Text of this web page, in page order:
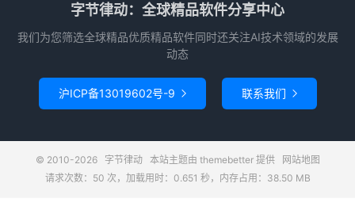
字节律动：全球精品软件分享中心
我们为您筛选全球精品优质精品软件同时还关注AI技术领域的发展
动态
沪ICP备13019602号-9  联系我们 
© 2010-2026 字节律动本站主题由 themebetter提供
网站地图
请求次数：50 次，加载用时：0.651 秒，内存占用：38.50 MB